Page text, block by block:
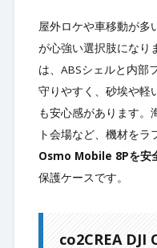
屋外ロケや車移動が多
が心強い選択肢になり
は、ABSシェルと内部
守りやすく、砂埃や軽
も安心感があります。
ト会場など、機材をラ
Osmo Mobile 8Pを安
保護ケースです。
co2CREA